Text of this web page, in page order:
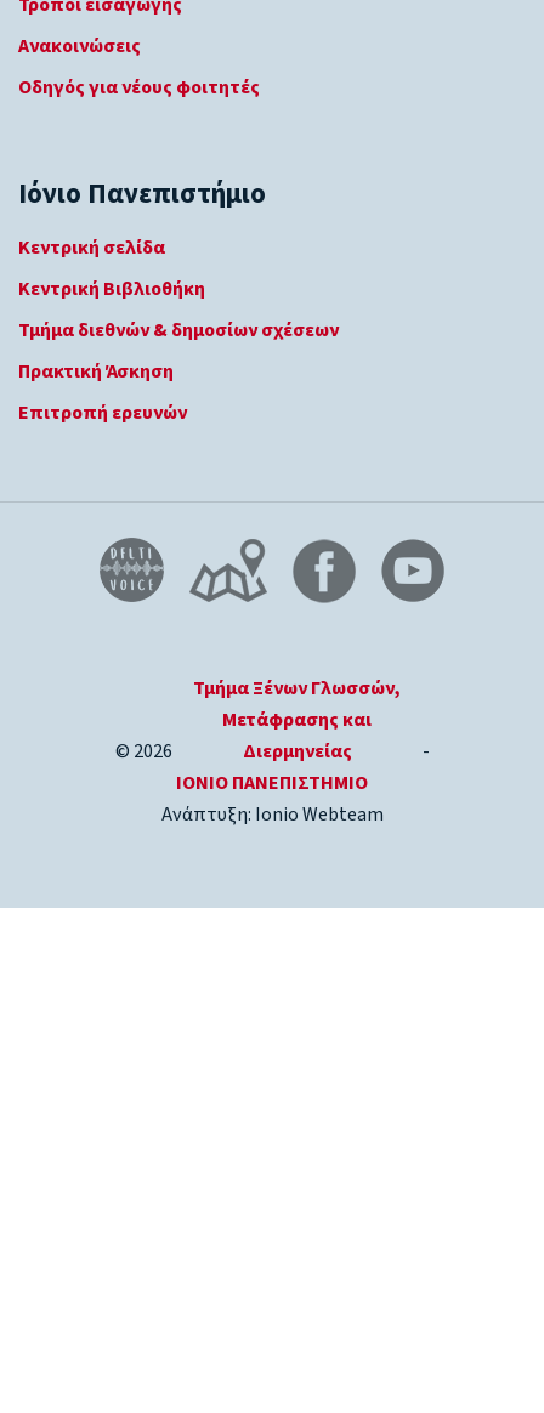
Τρόποι εισαγωγής
Ανακοινώσεις
Οδηγός για νέους φοιτητές
Ιόνιο Πανεπιστήμιο
Κεντρική σελίδα
Κεντρική Βιβλιοθήκη
Τμήμα διεθνών & δημοσίων σχέσεων
Πρακτική Άσκηση
Επιτροπή ερευνών
© 2026
Τμήμα Ξένων Γλωσσών,
Μετάφρασης και
Διερμηνείας
-
ΙΟΝΙΟ ΠΑΝΕΠΙΣΤΗΜΙΟ
Ανάπτυξη: Ionio Webteam